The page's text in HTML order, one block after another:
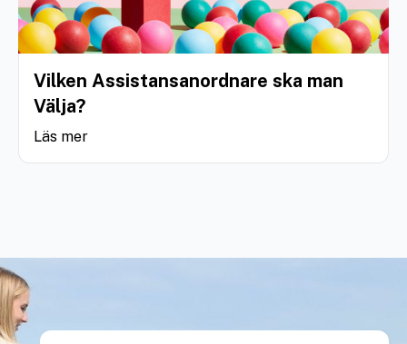
Vilken Assistansanordnare ska man
Välja?
Läs mer